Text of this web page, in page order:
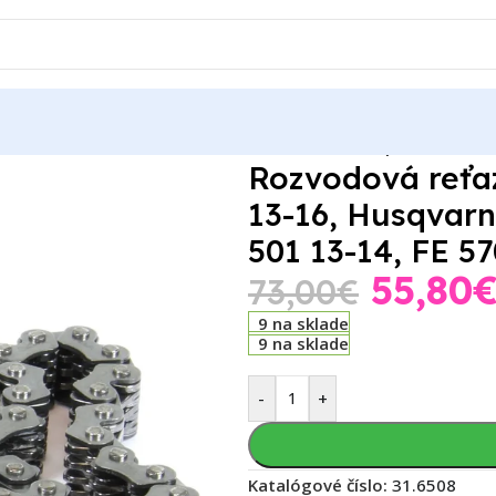
Rozvodová
13-16,
501 13-14, FE
73,00€ 55,80
9 na sklade
9 na sklade
- +
Katalógové číslo: 31.6508